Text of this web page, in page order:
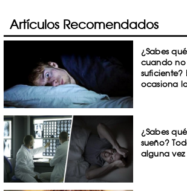
Artículos Recomendados
¿Sabes
cuando no
suficiente?
ocasiona
¿Sabes
sueño?
alguna vez